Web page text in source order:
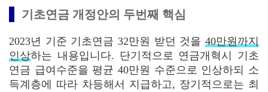
기초연금 개정안의 두번째 핵심
2023년 기준 기초연금 32만원 받던 것을 40만원까지
인상하는 내용입니다. 단기적으로 연금개혁시 기초
연금 급여수준을 평균 40만원 수준으로 인상하되 소
득계층에 따라 차등해서 지급하고, 장기적으로는 최